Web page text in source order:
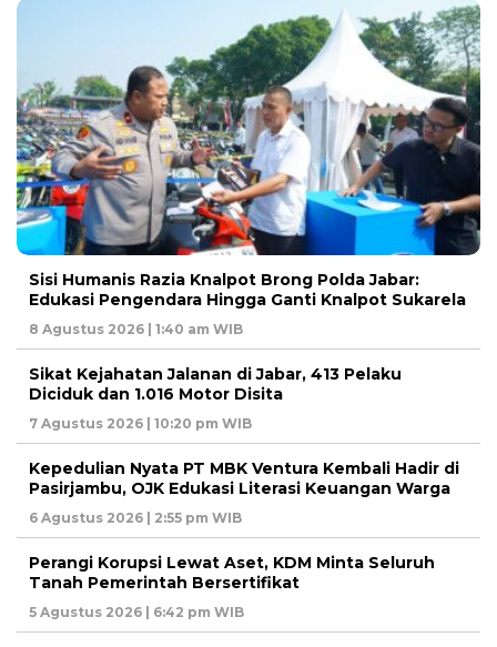
Sisi Humanis Razia Knalpot Brong Polda Jabar:
Edukasi Pengendara Hingga Ganti Knalpot Sukarela
8 Agustus 2026 | 1:40 am WIB
Sikat Kejahatan Jalanan di Jabar, 413 Pelaku
Diciduk dan 1.016 Motor Disita ‎
7 Agustus 2026 | 10:20 pm WIB
Kepedulian Nyata PT MBK Ventura Kembali Hadir di
Pasirjambu, OJK Edukasi Literasi Keuangan Warga
6 Agustus 2026 | 2:55 pm WIB
Perangi Korupsi Lewat Aset, KDM Minta Seluruh
Tanah Pemerintah Bersertifikat
5 Agustus 2026 | 6:42 pm WIB